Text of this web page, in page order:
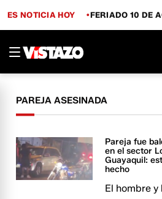
ES NOTICIA HOY FERIADO 10 DE
PAREJA ASESINADA
Pareja fue
en el sector
Guayaquil:
hecho
El hombre